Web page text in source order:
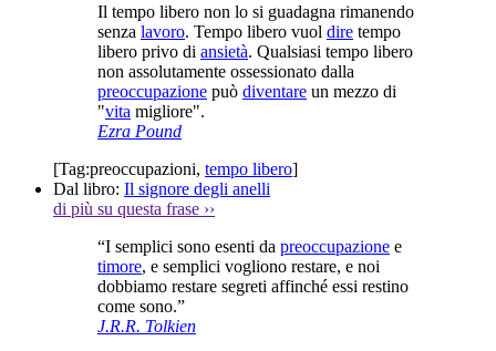
Il tempo libero non lo si guadagna rimanendo
senza lavoro. Tempo libero vuol dire tempo
libero privo di ansietà. Qualsiasi tempo libero
non assolutamente ossessionato dalla
preoccupazione può diventare un mezzo di
"vita migliore".
Ezra Pound
[Tag:preoccupazioni, tempo libero]
Dal libro: Il signore degli anelli
di più su questa frase ››
“I semplici sono esenti da preoccupazione e
timore, e semplici vogliono restare, e noi
dobbiamo restare segreti affinché essi restino
come sono.”
J.R.R. Tolkien